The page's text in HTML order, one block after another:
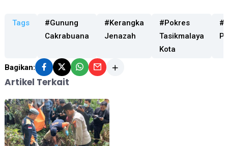
Tags
#Gunung
Cakrabuana
#Kerangka
Jenazah
#Pokres
Tasikmalaya
Kota
Bagikan:
Artikel Terkait